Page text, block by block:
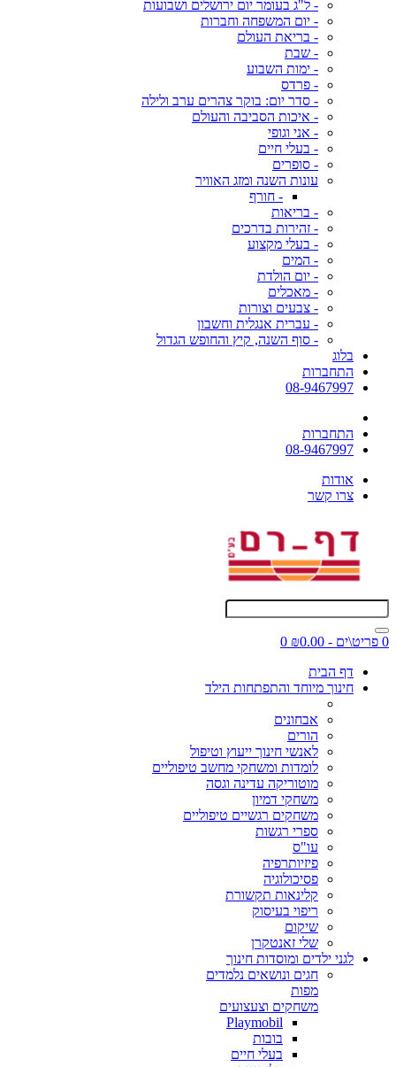
- ל"ג בעומר יום ירושלים ושבועות
- יום המשפחה וחברות
- בריאת העולם
- שבת
- ימות השבוע
- פרדס
- סדר יום: בוקר צהרים ערב ולילה
- איכות הסביבה והעולם
- אני וגופי
- בעלי חיים
- סופרים
עונות השנה ומזג האוויר
- חורף
- בריאות
- זהירות בדרכים
- בעלי מקצוע
- המים
- יום הולדת
- מאכלים
- צבעים וצורות
- עברית אנגלית וחשבון
- סוף השנה, קיץ והחופש הגדול
בלוג
התחברות
08-9467997
התחברות
08-9467997
אודות
צרו קשר
0 פריט\ים - ₪0.00
0
דף הבית
חינוך מיוחד והתפתחות הילד
אבחונים
הורים
לאנשי חינוך ייעוץ וטיפול
לומדות ומשחקי מחשב טיפוליים
מוטוריקה עדינה וגסה
משחקי דמיון
משחקים רגשיים טיפוליים
ספרי רגשות
עו"ס
פיזיותרפיה
פסיכולוגיה
קלינאות תקשורת
ריפוי בעיסוק
שיקום
שלי זאנטקרן
לגני ילדים ומוסדות חינוך
חגים ונושאים נלמדים
מפות
משחקים וצעצועים
Playmobil
בובות
בעלי חיים